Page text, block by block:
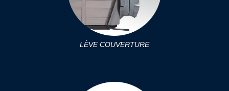
LÈVE COUVERTURE